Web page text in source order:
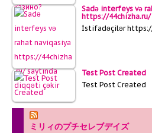
Sadə interfeys və
https://
İstifadəçilər
Test Post Created
Test Post Created
ミリィのプチセレブデイズ